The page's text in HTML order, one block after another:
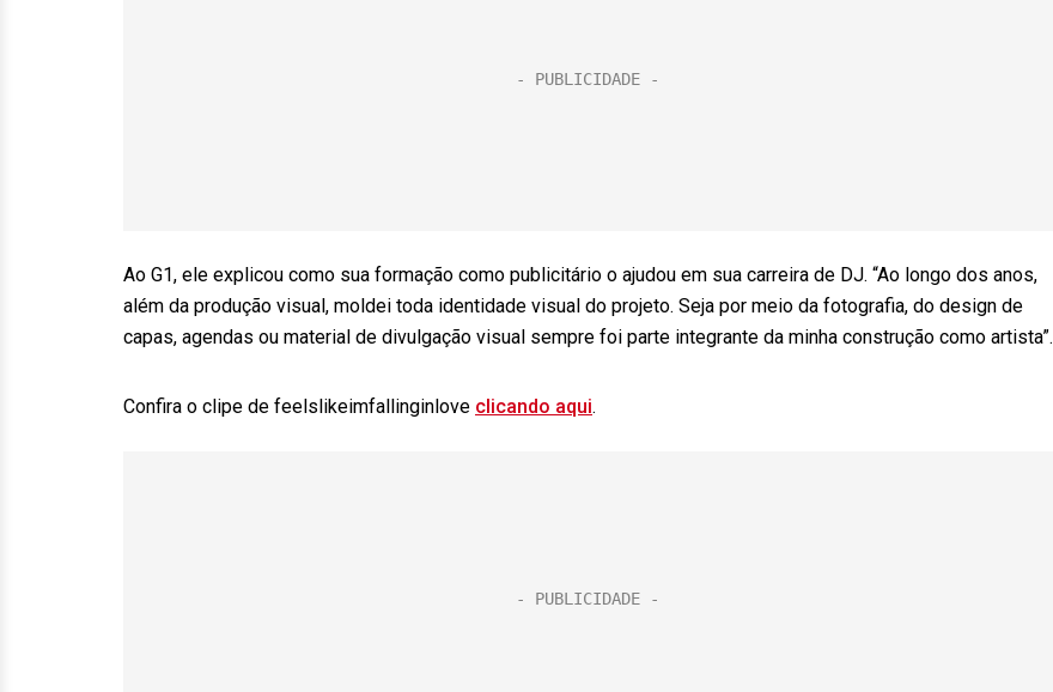
Ao G1, ele explicou como sua formação como publicitário o ajudou em sua carreira de DJ. “Ao longo dos anos,
além da produção visual, moldei toda identidade visual do projeto. Seja por meio da fotografia, do design de
capas, agendas ou material de divulgação visual sempre foi parte integrante da minha construção como artista”.
Confira o clipe de feelslikeimfallinginlove clicando aqui.